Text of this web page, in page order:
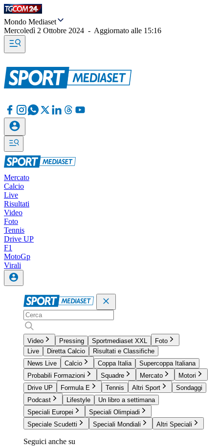
Mondo Mediaset
Mercoledì 2 Ottobre 2024 - Aggiornato alle 15:16
Mercato
Calcio
Live
Risultati
Video
Foto
Tennis
Drive UP
F1
MotoGp
Virali
Video Pressing Sportmediaset XXL
Foto
Live
Diretta Calcio
Risultati e Classifiche
News Live
Calcio Coppa Italia
Supercoppa Italiana
Probabili Formazioni
Squadre Mercato
Motori
Drive UP
Formula E Tennis Altri Sport
Sondaggi
Podcast
Lifestyle
Un libro a settimana
Speciali Europei
Speciali Olimpiadi
Speciale Scudetti
Speciali Mondiali Altri Speciali
Seguici anche su